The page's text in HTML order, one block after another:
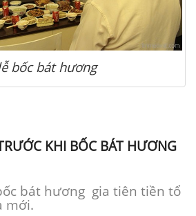
bốc bát hương
KHI BỐC BÁT HƯƠNG
bát hương gia tiên tiền tổ
mới.